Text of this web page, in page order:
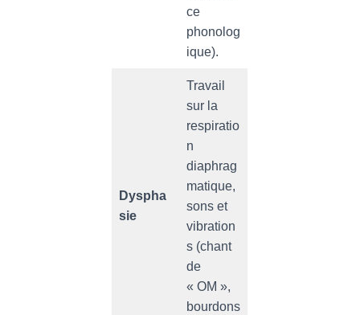
ce
phonolog
ique).
Dyspha
sie
Travail
sur la
respiratio
n
diaphrag
matique,
sons et
vibration
s (chant
de
« OM »,
bourdons